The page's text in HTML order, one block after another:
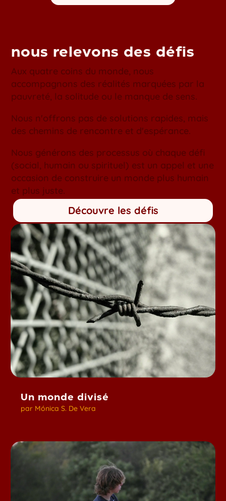
nous relevons des défis
Aux quatre coins du monde, nous
accompagnons des réalités marquées par la
pauvreté, la solitude ou le manque de sens.
Nous n'offrons pas de solutions rapides, mais
des chemins de rencontre et d'espérance.
Nous générons des processus où chaque défi
(social, humain ou spirituel) est un appel et une
occasion de construire un monde plus humain
et plus juste.
Découvre les défis
Un monde divisé
par Mónica S. De Vera